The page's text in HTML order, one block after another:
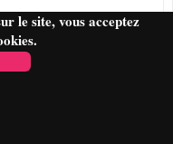
le site, vous acceptez